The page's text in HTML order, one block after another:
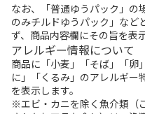
なお、「普通ゆうパック」の
のみチルドゆうパック」など
ず、商品内容欄にその旨を表
アレルギー情報について
商品に「小麦」「そば」「卵
に」「くるみ」のアレルギー
を表示します。
※エビ・カニを除く魚介類（